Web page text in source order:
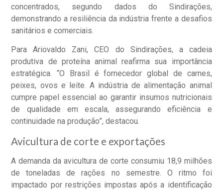
concentrados, segundo dados do Sindirações,
demonstrando a resiliência da indústria frente a desafios
sanitários e comerciais.
Para Ariovaldo Zani, CEO do Sindirações, a cadeia
produtiva de proteína animal reafirma sua importância
estratégica. “O Brasil é fornecedor global de carnes,
peixes, ovos e leite. A indústria de alimentação animal
cumpre papel essencial ao garantir insumos nutricionais
de qualidade em escala, assegurando eficiência e
continuidade na produção”, destacou.
Avicultura de corte e exportações
A demanda da avicultura de corte consumiu 18,9 milhões
de toneladas de rações no semestre. O ritmo foi
impactado por restrições impostas após a identificação